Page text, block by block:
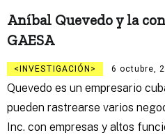
Aníbal Quevedo y la
GAESA
INVESTIGACIÓN 6 octubre,
Quevedo es un empresario
pueden rastrearse varios
Inc. con empresas y altos